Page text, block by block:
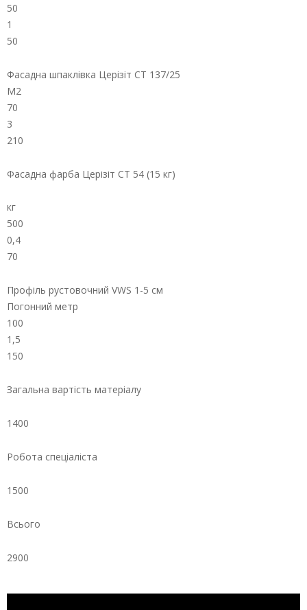
50
1
50
Фасадна шпаклівка Церізіт СТ 137/25
М2
70
3
210
Фасадна фарба Церізіт СТ 54 (15 кг)
кг
500
0,4
70
Профіль рустовочний VWS 1-5 см
Погонний метр
100
1,5
150
Загальна вартість матеріалу
1400
Робота спеціаліста
1500
Всього
2900